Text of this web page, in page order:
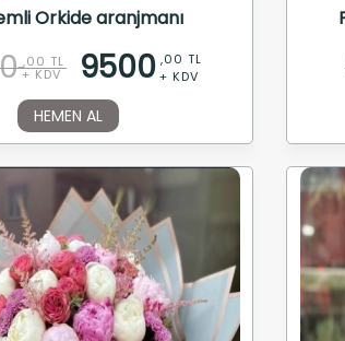
Orkide aranjmanı
,00 TL
+ KDV 9500 ,00 TL
+ KDV
HEMEN AL